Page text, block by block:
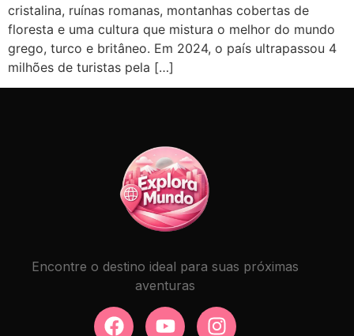
cristalina, ruínas romanas, montanhas cobertas de
floresta e uma cultura que mistura o melhor do mundo
grego, turco e britâneo. Em 2024, o país ultrapassou 4
milhões de turistas pela […]
Encontre o destino ideal para suas próximas
aventuras